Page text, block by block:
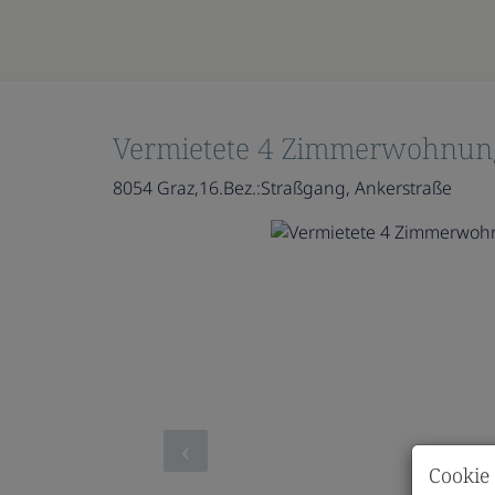
Vermietete 4
8054 Graz,16.Bez.:Straßgang, Ankerstraße